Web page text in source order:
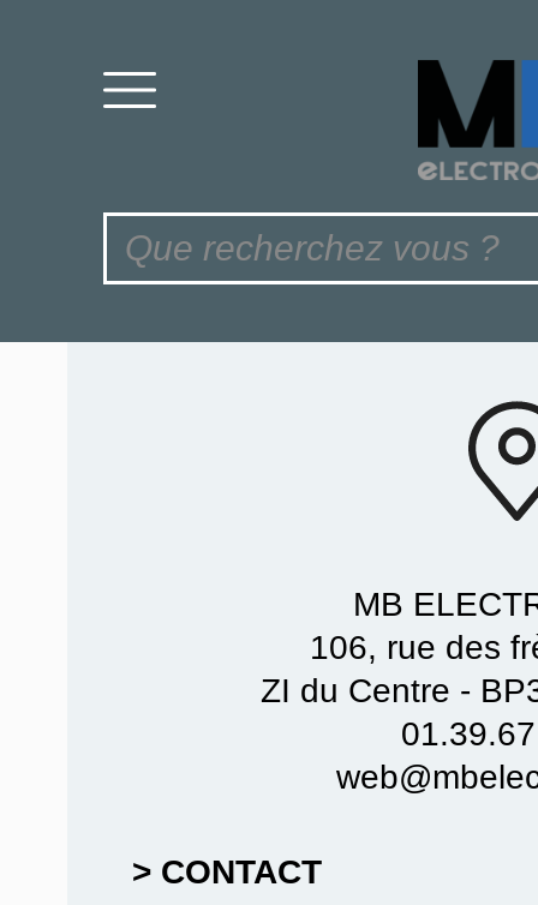
MB
106, rue des
ZI du Centre -
> CONTACT